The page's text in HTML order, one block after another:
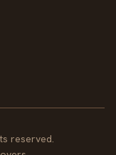
reserved.